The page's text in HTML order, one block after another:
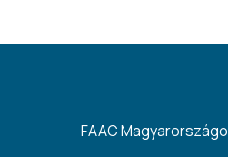
FAAC